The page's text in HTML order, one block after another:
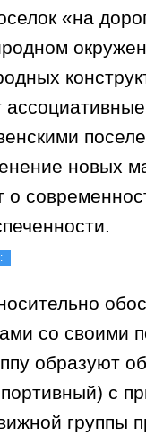
«на
новых
о
со своими
образуют
с
группы